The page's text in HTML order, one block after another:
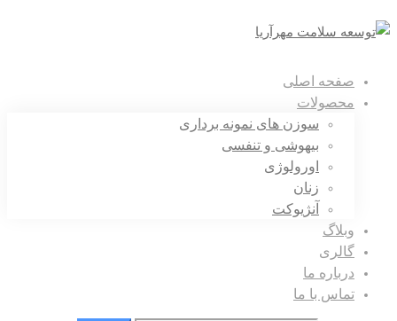
صفحه اصلی
محصولات
سوزن های نمونه برداری
بیهوشی و تنفسی
اورولوژی
زنان
آنژیوکت
وبلاگ
گالری
درباره ما
تماس با ما